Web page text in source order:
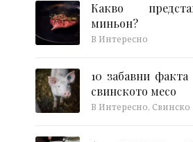
Какво
миньон?
В Интересно
10 забавни факта
свинското месо
В Интересно, Свинско